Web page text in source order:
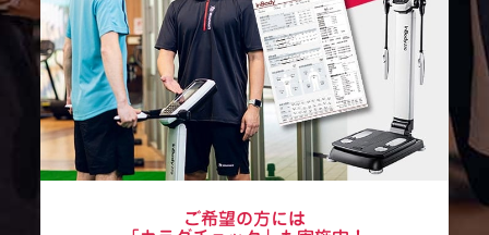
ご希望の方には